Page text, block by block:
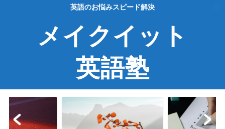
英語のお悩みスピード解決
メイクイット
英語塾